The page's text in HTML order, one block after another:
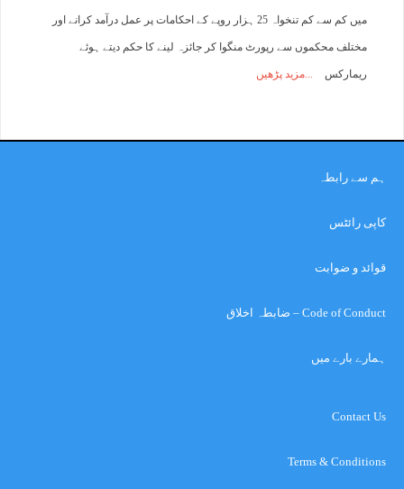
میں کم سے کم تنخواہ 25 ہزار روپے کے احکامات پر عمل درآمد کرانے اور
مختلف محکموں سے رپورٹ منگوا کر جائزہ لینے کا حکم دیتے ہوئے
ریمارکس مزید پڑھیں
ہم سے رابطہ
کاپی رائٹس
قوائد و ضوابت
Code of Conduct – ضابطہ اخلاق
ہمارے بارے میں
Contact Us
Terms & Conditions